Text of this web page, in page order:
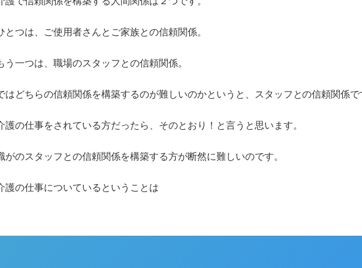
とつは、ご使用者さんとご家族との信頼関係。
う一つは、職場のスタッフとの信頼関係。
はどちらの信頼関係を構築するのが難しいのかというと、スタッフとの信頼関係
護の仕事をされている方だったら、そのとおり！と言うと思います。
がのスタッフとの信頼関係を構築する方が断然に難しいのです。
護の仕事についているということは